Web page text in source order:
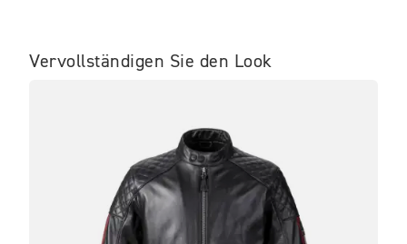
Vervollständigen Sie den Look